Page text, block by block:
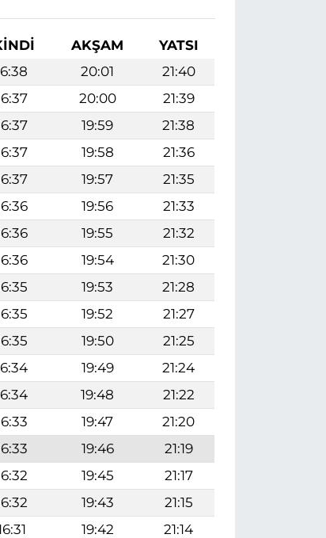
AKŞAM
YATSI
20:01
21:40
20:00
21:39
19:59
21:38
19:58
21:36
19:57
21:35
19:56
21:33
19:55
21:32
19:54
21:30
19:53
21:28
19:52
21:27
19:50
21:25
19:49
21:24
19:48
21:22
19:47
21:20
19:46
21:19
19:45
21:17
19:43
21:15
19:42
21:14